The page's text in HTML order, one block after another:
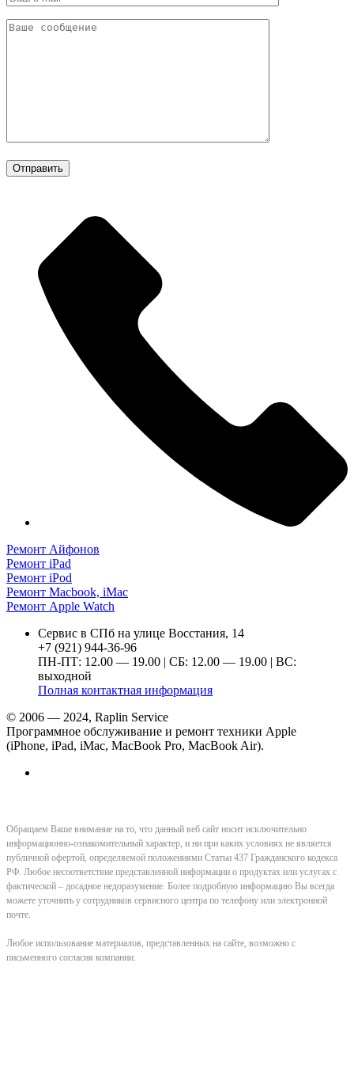
Ремонт Айфонов
Ремонт iPad
Ремонт iPod
Ремонт Macbook, iMac
Ремонт Apple Watch
Сервис в СПб на улице Восстания, 14
+7 (921) 944-36-96
ПН-ПТ: 12.00 — 19.00 | СБ: 12.00 — 19.00 | ВС:
выходной
Полная контактная информация
© 2006 — 2024, Raplin Service
Программное обслуживание и ремонт техники Apple
(iPhone, iPad, iMac, MacBook Pro, MacBook Air).
Обращаем Ваше внимание на то, что данный веб сайт носит исключительно
информационно-ознакомительный характер, и ни при каких условиях не является
публичной офертой, определяемой положениями Статьи 437 Гражданского кодекса
РФ. Любое несоответствие представленной информации о продуктах или услугах с
фактической – досадное недоразумение. Более подробную информацию Вы всегда
можете уточнить у сотрудников сервисного центра по телефону или электронной
почте.
Любое использование материалов, представленных на сайте, возможно с
письменного согласия компании.